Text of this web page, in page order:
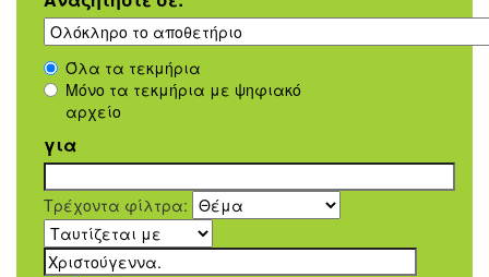
Όλα τα τεκμήρια
Μόνο τα τεκμήρια με ψηφιακό
αρχείο
για
Τρέχοντα φίλτρα: